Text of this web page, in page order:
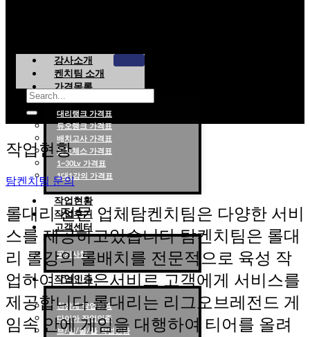
강사소개
켄치팀 소개
가격목록
대리랭크 가격표
듀오랭크 가격표
배치고사 가격표
롤토체스 가격표
1~30Lv 가격표
1대1강의 가격표
작업현황
작업후기
고객센터
공지사항
작업인증
천상계 작업인증
다이아 작업인증
브/실/골/플 작업인증
작업현황
탐켄치팀 문의
롤대리 전문 업체탐켄치팀은 다양한 서비
스를 제공하고있습니다 탐켄치팀은 롤대
리 롤강의 롤배치를 전문적으로 육성 작
업하여 더나은서비르 고객에게 서비스를
제공합니다 롤대리는 리그오브레전드 게
임속 안에 게임을 대행하여 티어를 올려